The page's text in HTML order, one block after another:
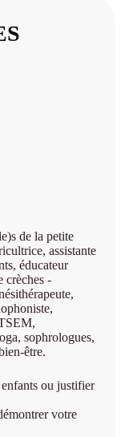
de la petite
assistante
éducateur
crèches -
sophrologues,
être.
ou justifier
votre